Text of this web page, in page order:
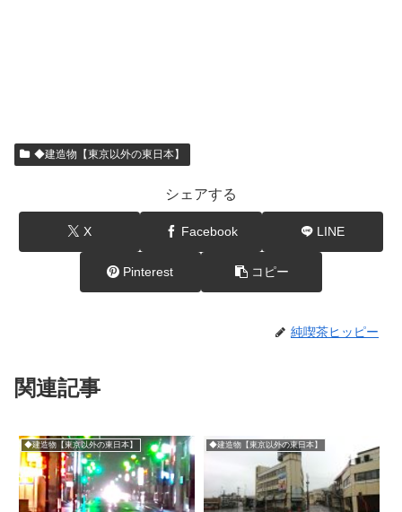
◆建造物【東京以外の東日本】
シェアする
X Facebook LINE
Pinterest コピー
純喫茶ヒッピー
関連記事
◆建造物【東京以外の東日本】 ◆建造物【東京以外の東日本】